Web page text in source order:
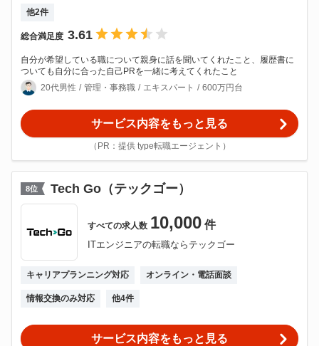
他2件
総合満足度 3.61
自分が希望している職について親身に話を聞いてくれたこと、履歴書に
ついても自分に合った自己PRを一緒に考えてくれたこと
20代男性
管理・事務職 エキスパート 600万円台
サービス内容をもっと見る
（PR：提供 type転職エージェント）
8位 Tech Go（テックゴー）
すべての求人数 10,000 件
ITエンジニアの転職ならテックゴー
キャリアプランニング対応 オンライン・電話面談
情報交換のみ対応 他4件
サービス内容をもっと見る